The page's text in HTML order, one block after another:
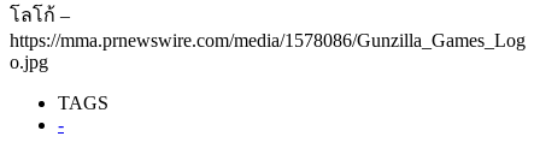
โลโก้ –
https://mma.prnewswire.com/media/1578086/Gunzilla_Games_Log
o.jpg
TAGS
-